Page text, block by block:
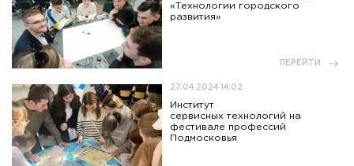
«Технологии городского
развития»
ПЕРЕЙТИ
27.04.2024 14:02
Институт
сервисных технологий на
фестивале профессий
Подмосковья